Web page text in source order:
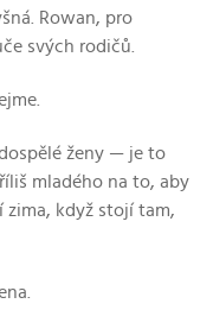
Rowan, pro
svých rodičů.
ženy — je to
mladého na to, aby
zima, když stojí tam,